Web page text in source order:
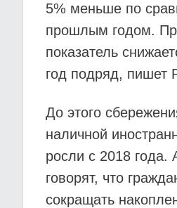
5% меньше по
прошлым годом.
показатель
год подряд, пишет
До этого
наличной
росли с 2018 года.
говорят, что
сокращать